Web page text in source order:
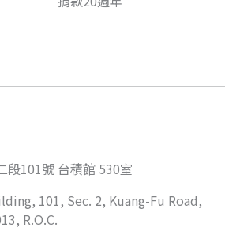
段101號 台積館 530室
101, Sec. 2, Kuang-Fu Road,
R.O.C.